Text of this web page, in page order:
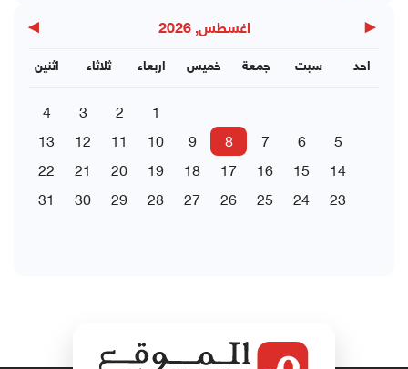
◀ اغسطس, 2026 ▶
اثنين ثلاثاء اربعاء خميس جمعة سبت احد
1
2
3
4
5
6
7
8
9
10
11
12
13
14
15
16
17
18
19
20
21
22
23
24
25
26
27
28
29
30
31